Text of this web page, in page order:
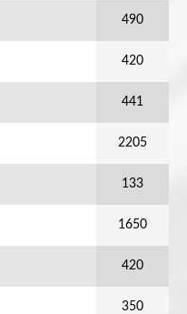
490
420
441
2205
133
1650
420
350